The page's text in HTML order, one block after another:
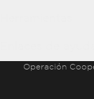
Operación